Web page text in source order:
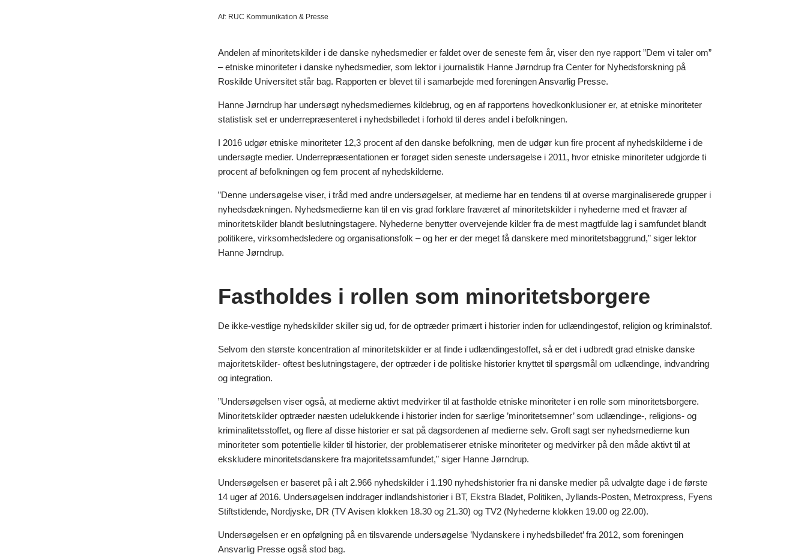
Af:RUC Kommunikation & Presse
Andelen af minoritetskilder i de danske nyhedsmedier er faldet over de seneste fem år, viser den nye rapport ”Dem vi taler om”
– etniske minoriteter i danske nyhedsmedier, som lektor i journalistik Hanne Jørndrup fra Center for Nyhedsforskning på
Roskilde Universitet står bag. Rapporten er blevet til i samarbejde med foreningen Ansvarlig Presse.
Hanne Jørndrup har undersøgt nyhedsmediernes kildebrug, og en af rapportens hovedkonklusioner er, at etniske minoriteter
statistisk set er underrepræsenteret i nyhedsbilledet i forhold til deres andel i befolkningen.
I 2016 udgør etniske minoriteter 12,3 procent af den danske befolkning, men de udgør kun fire procent af nyhedskilderne i de
undersøgte medier. Underrepræsentationen er forøget siden seneste undersøgelse i 2011, hvor etniske minoriteter udgjorde ti
procent af befolkningen og fem procent af nyhedskilderne.
”Denne undersøgelse viser, i tråd med andre undersøgelser, at medierne har en tendens til at overse marginaliserede grupper i
nyhedsdækningen. Nyhedsmedierne kan til en vis grad forklare fraværet af minoritetskilder i nyhederne med et fravær af
minoritetskilder blandt beslutningstagere. Nyhederne benytter overvejende kilder fra de mest magtfulde lag i samfundet blandt
politikere, virksomhedsledere og organisationsfolk – og her er der meget få danskere med minoritetsbaggrund,” siger lektor
Hanne Jørndrup.
Fastholdes i rollen som minoritetsborgere
De ikke-vestlige nyhedskilder skiller sig ud, for de optræder primært i historier inden for udlændingestof, religion og kriminalstof.
Selvom den største koncentration af minoritetskilder er at finde i udlændingestoffet, så er det i udbredt grad etniske danske
majoritetskilder- oftest beslutningstagere, der optræder i de politiske historier knyttet til spørgsmål om udlændinge, indvandring
og integration.
”Undersøgelsen viser også, at medierne aktivt medvirker til at fastholde etniske minoriteter i en rolle som minoritetsborgere.
Minoritetskilder optræder næsten udelukkende i historier inden for særlige ’minoritetsemner’ som udlændinge-, religions- og
kriminalitetsstoffet, og flere af disse historier er sat på dagsordenen af medierne selv. Groft sagt ser nyhedsmedierne kun
minoriteter som potentielle kilder til historier, der problematiserer etniske minoriteter og medvirker på den måde aktivt til at
ekskludere minoritetsdanskere fra majoritetssamfundet,” siger Hanne Jørndrup.
Undersøgelsen er baseret på i alt 2.966 nyhedskilder i 1.190 nyhedshistorier fra ni danske medier på udvalgte dage i de første
14 uger af 2016. Undersøgelsen inddrager indlandshistorier i BT, Ekstra Bladet, Politiken, Jyllands-Posten, Metroxpress, Fyens
Stiftstidende, Nordjyske, DR (TV Avisen klokken 18.30 og 21.30) og TV2 (Nyhederne klokken 19.00 og 22.00).
Undersøgelsen er en opfølgning på en tilsvarende undersøgelse ’Nydanskere i nyhedsbilledet’ fra 2012, som foreningen
Ansvarlig Presse også stod bag.